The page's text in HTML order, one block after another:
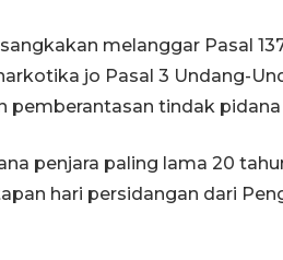
melanggar Pasal
jo Pasal 3 Undang-
pemberantasan tindak pidana
penjara paling lama 20
hari persidangan dari